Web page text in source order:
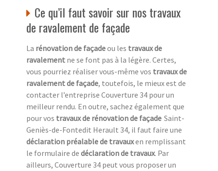
Ce qu’il faut savoir sur nos travaux
de ravalement de façade
La rénovation de façadeou les travaux de
ravalement ne se font pas à la légère. Certes,
vous pourriez réaliser vous-même vos travaux de
ravalement de façade, toutefois, le mieux est de
contacter l’entreprise Couverture 34 pour un
meilleur rendu. En outre, sachez également que
pour vos travaux de rénovation de façade Saint-
Geniès-de-Fontedit Herault 34, il faut faire une
déclaration préalable de travauxen remplissant
le formulaire de déclaration de travaux. Par
ailleurs, Couverture 34 peut vous proposer un